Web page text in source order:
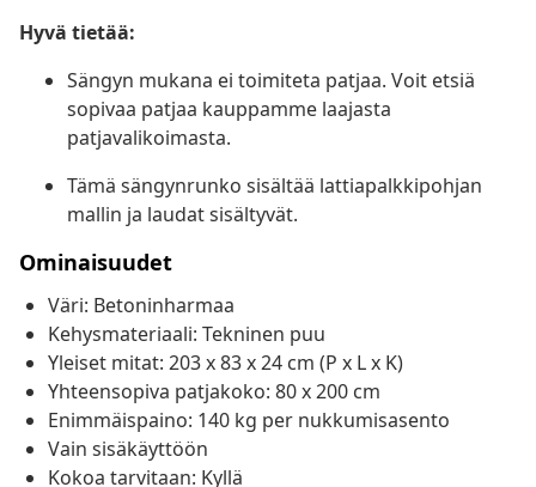
Hyvä tietää:
Sängyn mukana ei toimiteta patjaa. Voit etsiä
sopivaa patjaa kauppamme laajasta
patjavalikoimasta.
Tämä sängynrunko sisältää lattiapalkkipohjan
mallin ja laudat sisältyvät.
Ominaisuudet
Väri: Betoninharmaa
Kehysmateriaali: Tekninen puu
Yleiset mitat: 203 x 83 x 24 cm (P x L x K)
Yhteensopiva patjakoko: 80 x 200 cm
Enimmäispaino: 140 kg per nukkumisasento
Vain sisäkäyttöön
Kokoa tarvitaan: Kyllä